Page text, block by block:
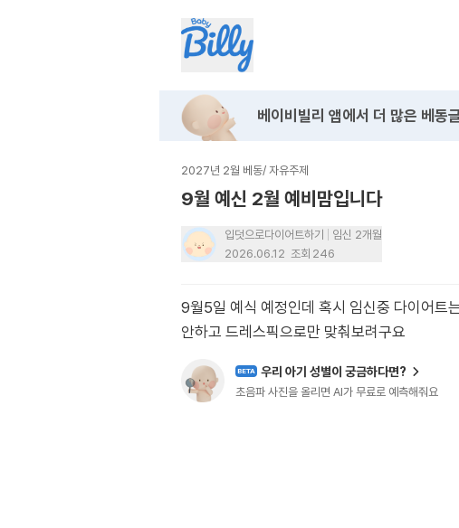
베이비빌리 앱에서 더 많은 베동
2027년 2월 베동/ 자유주제
9월 예신 2월 예비맘입니다
입덧으로다이어트하기
임신 2개월
2026.06.12 조회 246
9월5일 예식 예정인데 혹시 임신중 다이어트
안하고 드레스픽으로만 맞춰보려구요
BETA 우리 아기 성별이 궁금하다면?
초음파 사진을 올리면 AI가 무료로 예측해줘요